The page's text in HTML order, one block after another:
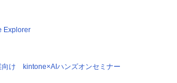
Explorer
向け kintone×AIハンズオンセミナー